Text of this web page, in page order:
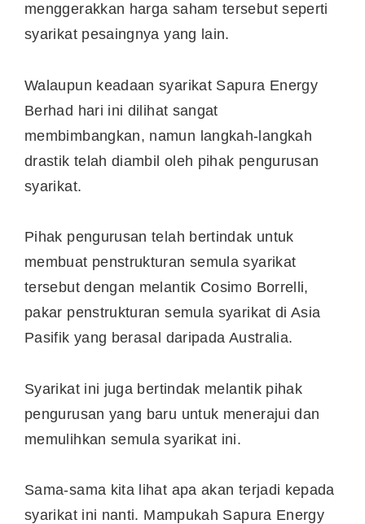
menggerakkan harga saham tersebut seperti
syarikat pesaingnya yang lain.
Walaupun keadaan syarikat Sapura Energy
Berhad hari ini dilihat sangat
membimbangkan, namun langkah-langkah
drastik telah diambil oleh pihak pengurusan
syarikat.
Pihak pengurusan telah bertindak untuk
membuat penstrukturan semula syarikat
tersebut dengan melantik Cosimo Borrelli,
pakar penstrukturan semula syarikat di Asia
Pasifik yang berasal daripada Australia.
Syarikat ini juga bertindak melantik pihak
pengurusan yang baru untuk menerajui dan
memulihkan semula syarikat ini.
Sama-sama kita lihat apa akan terjadi kepada
syarikat ini nanti. Mampukah Sapura Energy